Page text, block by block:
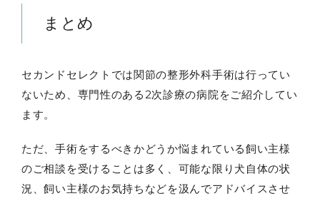
まとめ
セカンドセレクトでは関節の整形外科手術は行ってい
ないため、専門性のある2次診療の病院をご紹介してい
ます。
ただ、手術をするべきかどうか悩まれている飼い主様
のご相談を受けることは多く、可能な限り犬自体の状
況、飼い主様のお気持ちなどを汲んでアドバイスさせ